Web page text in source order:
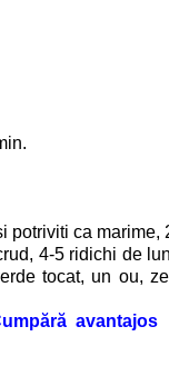
potriviti ca marime,
4-5 ridichi de
tocat, un ou,
avantajos